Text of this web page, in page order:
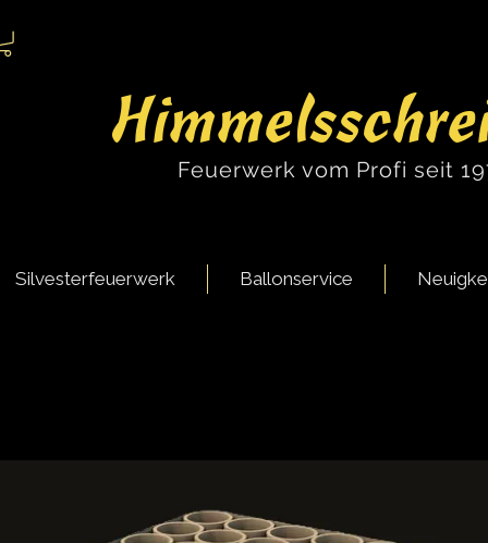
Feuerwerk vom Profi seit
Silvesterfeuerwerk Ballonservice